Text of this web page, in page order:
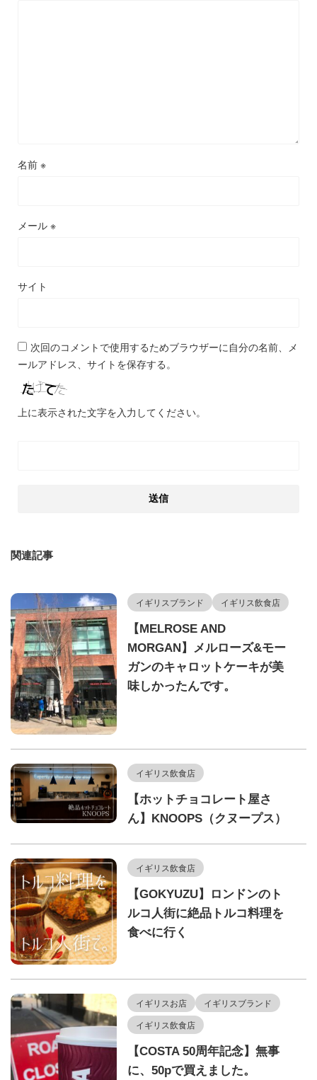
名前 ※
メール ※
サイト
次回のコメントで使用するためブラウザーに自分の名前、メ
ールアドレス、サイトを保存する。
上に表示された文字を入力してください。
関連記事
イギリスブランド イギリス飲食店
【MELROSE AND
MORGAN】メルローズ&モー
ガンのキャロットケーキが美
味しかったんです。
イギリス飲食店
【ホットチョコレート屋さ
ん】KNOOPS（クヌープス）
イギリス飲食店
【GOKYUZU】ロンドンのト
ルコ人街に絶品トルコ料理を
食べに行く
イギリスお店
イギリスブランド
イギリス飲食店
【COSTA 50周年記念】無事
に、50pで買えました。